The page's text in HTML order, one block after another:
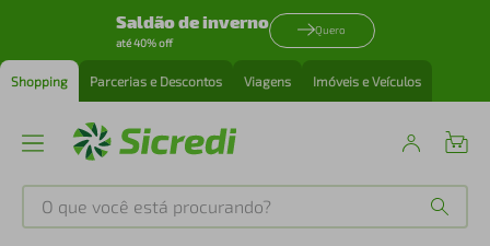
Saldão de inverno
até 40% off
Quero
Shopping Parcerias e Descontos Viagens Imóveis e Veículos
O que você está procurando?